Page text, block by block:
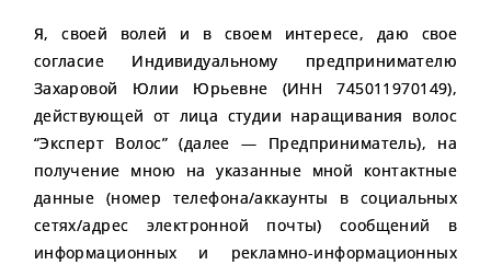
ОТЗЫВЫ
FAQ
КОНТАКТЫ
СЕРТИФИКАТЫ
Я, своей волей и в своем интересе, даю свое
согласие Индивидуальному предпринимателю
Захаровой Юлии Юрьевне (ИНН 745011970149),
действующей от лица студии наращивания волос
“Эксперт Волос” (далее — Предприниматель), на
получение мною на указанные мной контактные
данные (номер телефона/аккаунты в социальных
сетях/адрес электронной почты) сообщений в
информационных и рекламно-информационных